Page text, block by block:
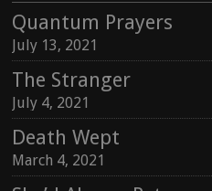
Jurnalul lui 66 se întrupează în carte
October 5, 2022
Universuri alternative
August 8, 2021
Jurnalul lui 66 se întrupează în carte
October 5, 2022
Quantum Prayers
July 13, 2021
The Stranger
July 4, 2021
Death Wept
March 4, 2021